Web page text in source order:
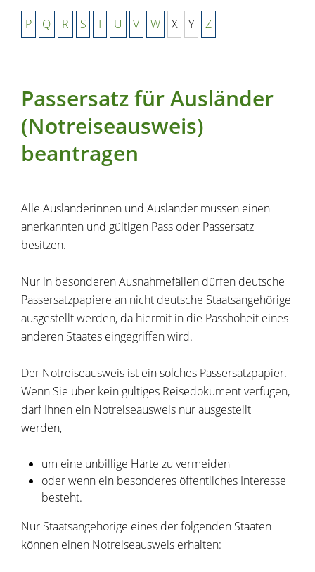
P Q R S T U V W X Y Z
Passersatz für Ausländer
(Notreiseausweis)
beantragen
Alle Ausländerinnen und Ausländer müssen einen
anerkannten und gültigen Pass oder Passersatz
besitzen.
Nur in besonderen Ausnahmefällen dürfen deutsche
Passersatzpapiere an nicht deutsche Staatsangehörige
ausgestellt werden, da hiermit in die Passhoheit eines
anderen Staates eingegriffen wird.
Der Notreiseausweis ist ein solches Passersatzpapier.
Wenn Sie über kein gültiges Reisedokument verfügen,
darf Ihnen ein Notreiseausweis nur ausgestellt
werden,
um eine unbillige Härte zu vermeiden
oder wenn ein besonderes öffentliches Interesse
besteht.
Nur Staatsangehörige eines der folgenden Staaten
können einen Notreiseausweis erhalten: